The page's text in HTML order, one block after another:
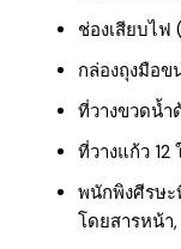
ช่องเสียบไฟ
กล่องถุงมือ
ที่วางขวดน้ำ
ที่วางแก้ว 12
พนักพิงศีรษ
โดยสารหน้า